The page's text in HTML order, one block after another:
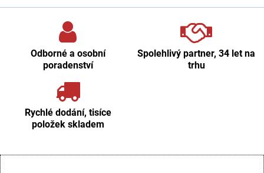
Odborné a osobní
poradenství
Spolehlivý partner, 34 let na
trhu
Rychlé dodání, tisíce
položek skladem